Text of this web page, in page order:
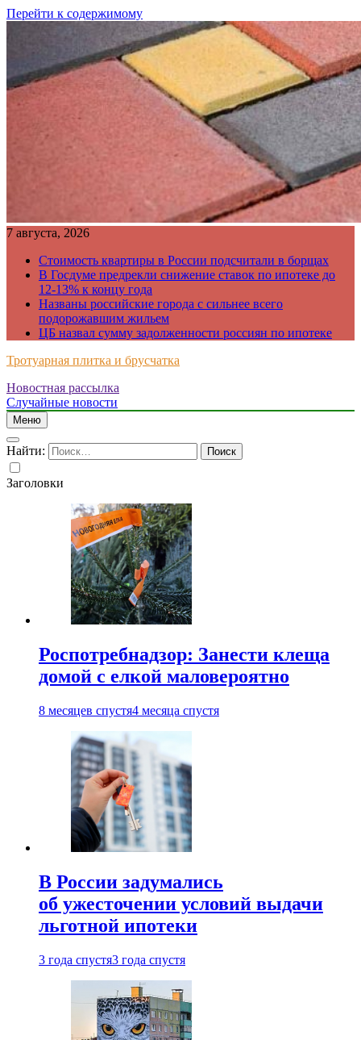
Перейти к содержимому
7 августа, 2026
Стоимость квартиры в России подсчитали в борщах
В Госдуме предрекли снижение ставок по ипотеке до
12-13% к концу года
Названы российские города с сильнее всего
подорожавшим жильем
ЦБ назвал сумму задолженности россиян по ипотеке
Тротуарная плитка и брусчатка
Just another WordPress site
Новостная рассылка
Случайные новости
Меню
Найти:
Заголовки
Роспотребнадзор: Занести клеща
домой с елкой маловероятно
8 месяцев спустя4 месяца спустя
В России задумались
об ужесточении условий выдачи
льготной ипотеки
3 года спустя3 года спустя